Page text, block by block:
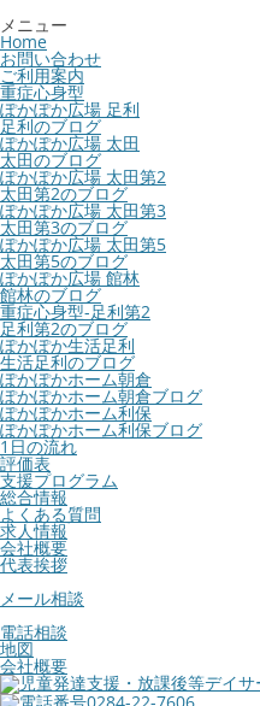
メニュー
Home
お問い合わせ
ご利用案内
重症心身型
ぽかぽか広場 足利
足利のブログ
ぽかぽか広場 太田
太田のブログ
ぽかぽか広場 太田第2
太田第2のブログ
ぽかぽか広場 太田第3
太田第3のブログ
ぽかぽか広場 太田第5
太田第5のブログ
ぽかぽか広場 館林
館林のブログ
重症心身型-足利第2
足利第2のブログ
ぽかぽか生活足利
生活足利のブログ
ぽかぽかホーム朝倉
ぽかぽかホーム朝倉ブログ
ぽかぽかホーム利保
ぽかぽかホーム利保ブログ
1日の流れ
評価表
支援プログラム
総合情報
よくある質問
求人情報
会社概要
代表挨拶
メール相談
電話相談
地図
会社概要